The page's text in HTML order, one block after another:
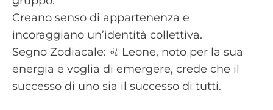
Creano senso di appartenenza e
incoraggiano un’identità collettiva.
Segno Zodiacale: ♌️ Leone, noto per la sua
energia e voglia di emergere, crede che il
successo di uno sia il successo di tutti.